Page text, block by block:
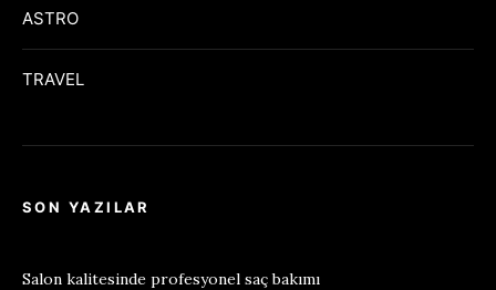
ASTRO
TRAVEL
SON YAZILAR
Salon kalitesinde profesyonel saç bakımı